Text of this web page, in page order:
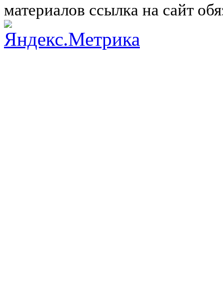
материалов ссылка на сайт